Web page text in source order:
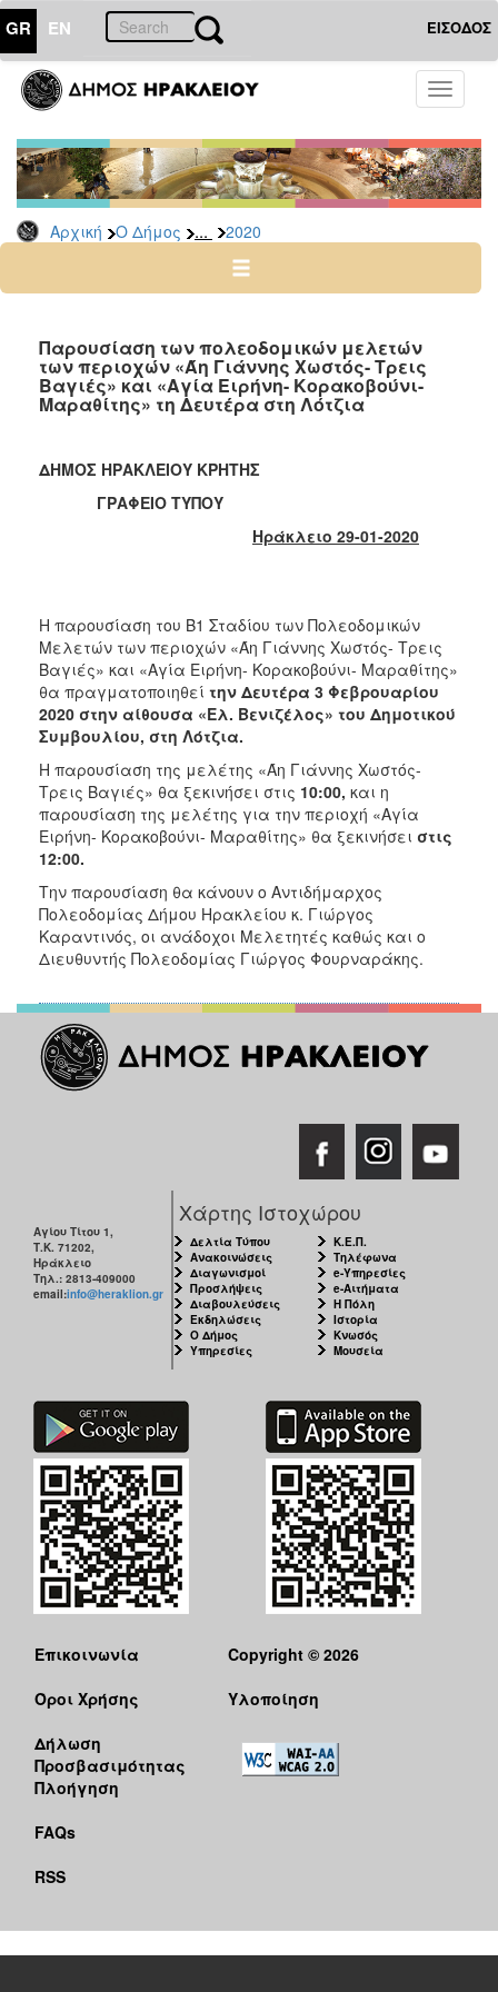
GR EN ΕΙΣΟΔΟΣ
Toggle
Αρχική Ο Δήμος ... 2020
ΔΗΜΟΣ
Δελτία
Τύπου
Αρχείο
2026
2024
2022
2021
2019
2018
2013
2012
2011
2010
2006
ΤΟΠΟΣ
ΠΟΛΙΤΙΣΜΟΣ
ΑΝΘΕΚΤΙΚΗ
Παρουσίαση των πολεοδομικών μελετών
των περιοχών «Άη Γιάννης Χωστός- Τρεις
Βαγιές» και «Αγία Ειρήνη- Κορακοβούνι-
Μαραθίτης» τη Δευτέρα στη Λότζια
ΔΗΜΟΣ ΗΡΑΚΛΕΙΟΥ ΚΡΗΤΗΣ
ΓΡΑΦΕΙΟ ΤΥΠΟΥ
Ηράκλειο 29-01-2020
Η παρουσίαση του Β1 Σταδίου των Πολεοδομικών
Μελετών των περιοχών «Άη Γιάννης Χωστός- Τρεις
Βαγιές» και «Αγία Ειρήνη- Κορακοβούνι- Μαραθίτης»
θα πραγματοποιηθεί την Δευτέρα 3 Φεβρουαρίου
2020 στην αίθουσα «Ελ. Βενιζέλος» του Δημοτικού
Συμβουλίου, στη Λότζια.
Η παρουσίαση της μελέτης «Άη Γιάννης Χωστός-
Τρεις Βαγιές» θα ξεκινήσει στις 10:00, και η
παρουσίαση της μελέτης για την περιοχή «Αγία
Ειρήνη- Κορακοβούνι- Μαραθίτης» θα ξεκινήσει στις
12:00.
Την παρουσίαση θα κάνουν ο Αντιδήμαρχος
Πολεοδομίας Δήμου Ηρακλείου κ. Γιώργος
Καραντινός, οι ανάδοχοι Μελετητές καθώς και ο
Διευθυντής Πολεοδομίας Γιώργος Φουρναράκης.
Αγίου Τίτου 1,
Τ.Κ. 71202,
Ηράκλειο
Τηλ.: 2813-409000
email:info@heraklion.gr
Χάρτης Ιστοχώρου
Δελτία Τύπου
Ανακοινώσεις
Διαγωνισμοί
Προσλήψεις
Διαβουλεύσεις
Εκδηλώσεις
Ο Δήμος
Υπηρεσίες
Κ.Ε.Π.
Τηλέφωνα
e-Υπηρεσίες
e-Αιτήματα
Η Πόλη
Ιστορία
Κνωσός
Μουσεία
Επικοινωνία
Όροι Χρήσης
Δήλωση
Προσβασιμότητας
Πλοήγηση
FAQs
RSS
Copyright © 2026
Υλοποίηση